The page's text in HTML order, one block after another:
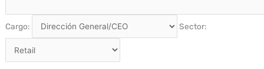
Cargo: Sector: